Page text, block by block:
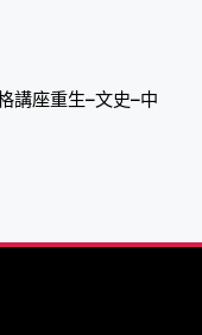
講座重生–文史–中